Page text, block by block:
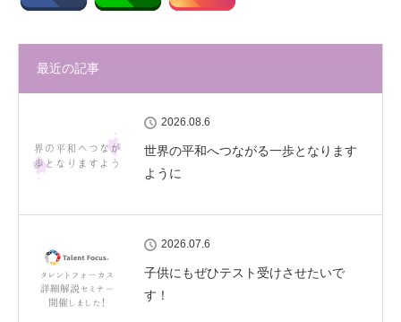
最近の記事
2026.08.6
世界の平和へつながる一歩となります
ように
2026.07.6
子供にもぜひテスト受けさせたいで
す！